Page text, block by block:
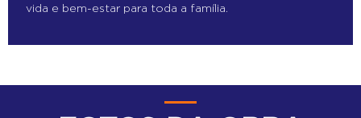
vida e bem-estar para toda a família.